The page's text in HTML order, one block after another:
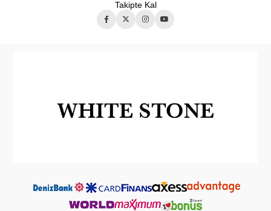
Takipte Kal